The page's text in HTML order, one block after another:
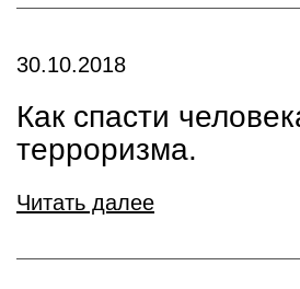
30.10.2018
Как спасти
терроризма.
Читать далее